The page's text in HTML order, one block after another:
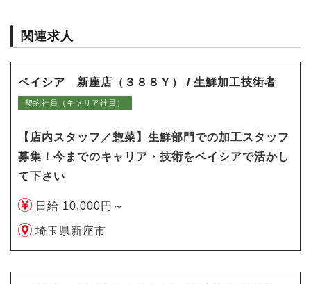
関連求人
ベイシア 新座店（３８８Ｙ） / 生鮮加工技術者
契約社員（キャリア社員）
【店内スタッフ／惣菜】生鮮部門での加工スタッフ
募集！今までのキャリア・技術をベイシアで活かし
て下さい
日給 10,000円～
埼玉県新座市